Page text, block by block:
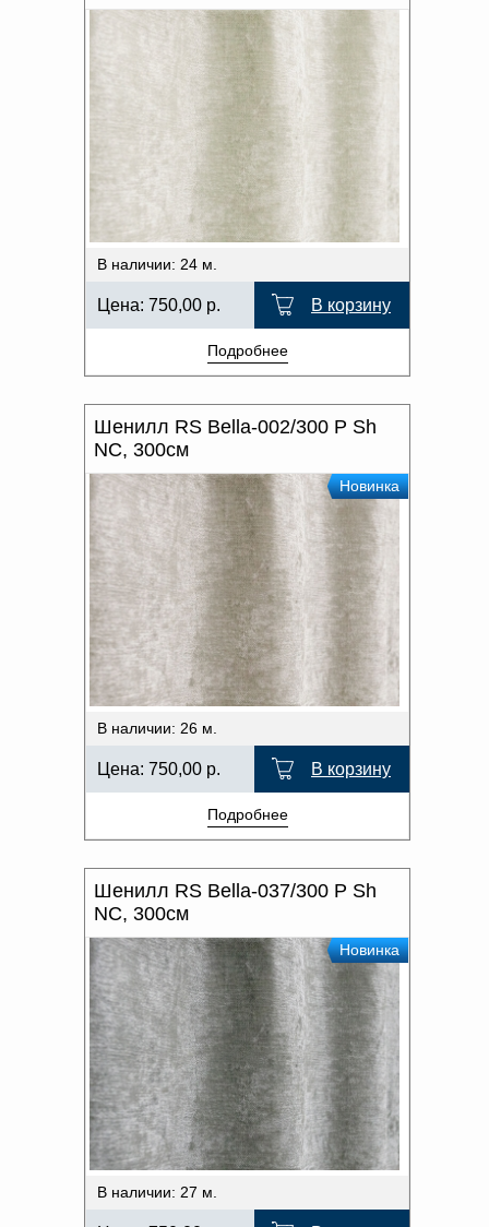
В наличии: 24 м.
Цена: 750,00 р. В корзину
Подробнее
Шенилл RS Bella-002/300 P Sh
NC, 300см
Новинка
В наличии: 26 м.
Цена: 750,00 р. В корзину
Подробнее
Шенилл RS Bella-037/300 P Sh
NC, 300см
Новинка
В наличии: 27 м.